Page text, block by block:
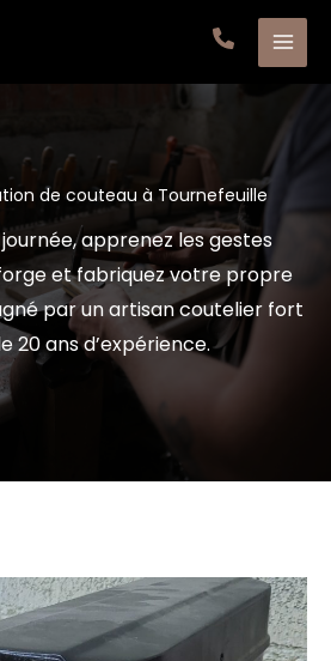
de couteau à Tournefeuille
apprenez les gestes
et fabriquez votre propre
par un artisan coutelier fort
20 ans d’expérience.